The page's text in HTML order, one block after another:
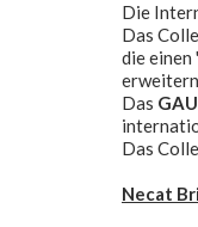
Die
Das
die
Das GAU
Das
Necat